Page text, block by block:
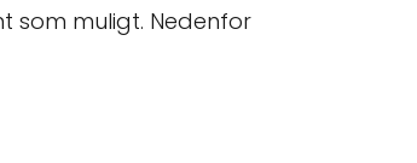
som muligt. Nedenfor